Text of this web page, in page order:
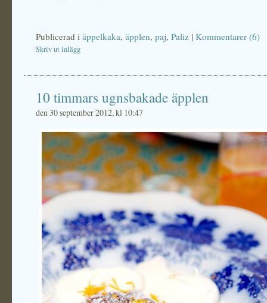
Publicerad i äppelkaka, äpplen, paj, Paliz | Kommentarer (6)
Skriv ut inlägg
10 timmars ugnsbakade äpplen
den 30 september 2012, kl 10:47